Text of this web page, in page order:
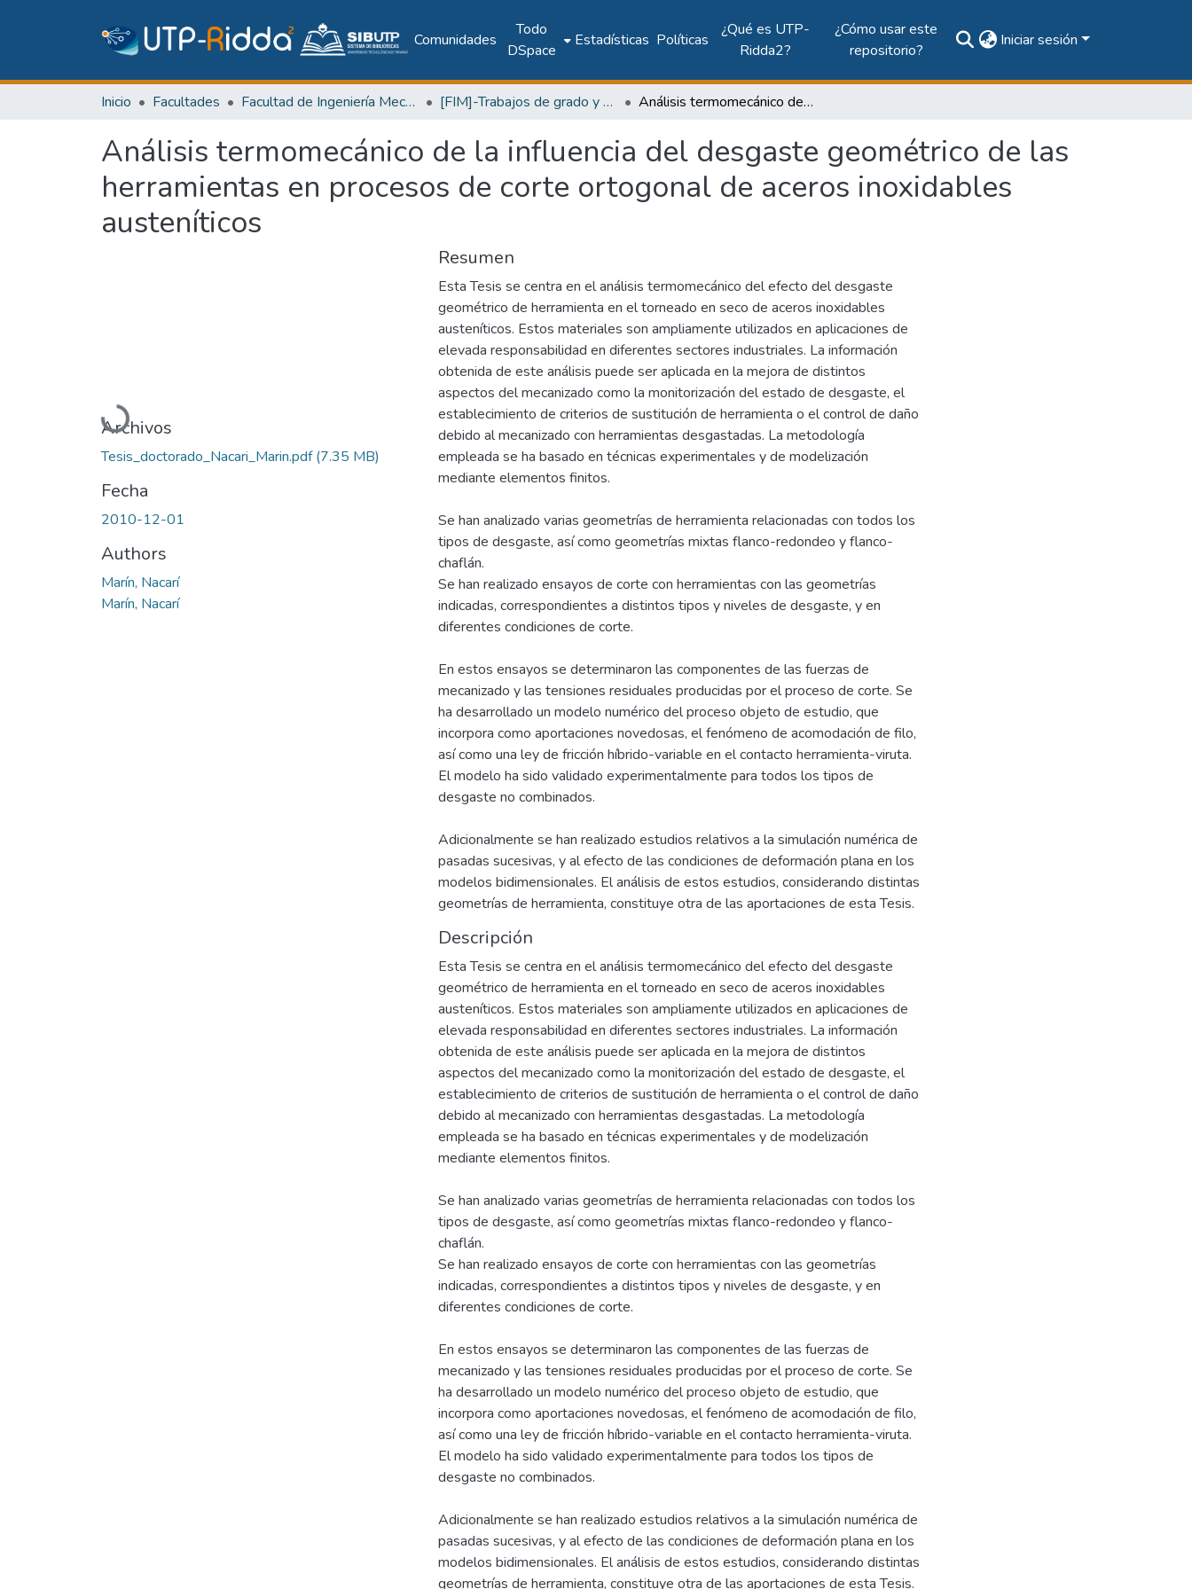
Comunidades
Todo
DSpace
Estadísticas Políticas
¿Qué es UTP-
Ridda2?
¿Cómo usar este
repositorio?
Iniciar sesión
Inicio Facultades Facultad de Ingeniería Mecánica [FIM]-Trabajos de grado y tesis Análisis termomecánico de la influencia del desgaste geométrico de las herramientas en procesos de corte ortogonal de aceros inoxidables austeníticos
Análisis termomecánico de la influencia del desgaste geométrico de las
herramientas en procesos de corte ortogonal de aceros inoxidables
austeníticos
Cargando...
Archivos
Tesis_doctorado_Nacari_Marin.pdf(7.35 MB)
Fecha
2010-12-01
Authors
Marín, Nacarí
Marín, Nacarí
Resumen
Esta Tesis se centra en el análisis termomecánico del efecto del desgaste
geométrico de herramienta en el torneado en seco de aceros inoxidables
austeníticos. Estos materiales son ampliamente utilizados en aplicaciones de
elevada responsabilidad en diferentes sectores industriales. La información
obtenida de este análisis puede ser aplicada en la mejora de distintos
aspectos del mecanizado como la monitorización del estado de desgaste, el
establecimiento de criterios de sustitución de herramienta o el control de daño
debido al mecanizado con herramientas desgastadas. La metodología
empleada se ha basado en técnicas experimentales y de modelización
mediante elementos finitos.
Se han analizado varias geometrías de herramienta relacionadas con todos los
tipos de desgaste, así como geometrías mixtas flanco-redondeo y flanco-
chaflán.
Se han realizado ensayos de corte con herramientas con las geometrías
indicadas, correspondientes a distintos tipos y niveles de desgaste, y en
diferentes condiciones de corte.
En estos ensayos se determinaron las componentes de las fuerzas de
mecanizado y las tensiones residuales producidas por el proceso de corte. Se
ha desarrollado un modelo numérico del proceso objeto de estudio, que
incorpora como aportaciones novedosas, el fenómeno de acomodación de filo,
así como una ley de fricción híbrido-variable en el contacto herramienta-viruta.
El modelo ha sido validado experimentalmente para todos los tipos de
desgaste no combinados.
Adicionalmente se han realizado estudios relativos a la simulación numérica de
pasadas sucesivas, y al efecto de las condiciones de deformación plana en los
modelos bidimensionales. El análisis de estos estudios, considerando distintas
geometrías de herramienta, constituye otra de las aportaciones de esta Tesis.
Descripción
Esta Tesis se centra en el análisis termomecánico del efecto del desgaste
geométrico de herramienta en el torneado en seco de aceros inoxidables
austeníticos. Estos materiales son ampliamente utilizados en aplicaciones de
elevada responsabilidad en diferentes sectores industriales. La información
obtenida de este análisis puede ser aplicada en la mejora de distintos
aspectos del mecanizado como la monitorización del estado de desgaste, el
establecimiento de criterios de sustitución de herramienta o el control de daño
debido al mecanizado con herramientas desgastadas. La metodología
empleada se ha basado en técnicas experimentales y de modelización
mediante elementos finitos.
Se han analizado varias geometrías de herramienta relacionadas con todos los
tipos de desgaste, así como geometrías mixtas flanco-redondeo y flanco-
chaflán.
Se han realizado ensayos de corte con herramientas con las geometrías
indicadas, correspondientes a distintos tipos y niveles de desgaste, y en
diferentes condiciones de corte.
En estos ensayos se determinaron las componentes de las fuerzas de
mecanizado y las tensiones residuales producidas por el proceso de corte. Se
ha desarrollado un modelo numérico del proceso objeto de estudio, que
incorpora como aportaciones novedosas, el fenómeno de acomodación de filo,
así como una ley de fricción híbrido-variable en el contacto herramienta-viruta.
El modelo ha sido validado experimentalmente para todos los tipos de
desgaste no combinados.
Adicionalmente se han realizado estudios relativos a la simulación numérica de
pasadas sucesivas, y al efecto de las condiciones de deformación plana en los
modelos bidimensionales. El análisis de estos estudios, considerando distintas
geometrías de herramienta, constituye otra de las aportaciones de esta Tesis.